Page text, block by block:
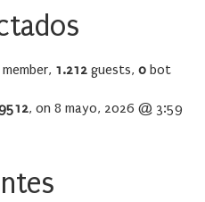
member, 1.212 guests, 0 bot
, on 8 mayo, 2026 @ 3:59